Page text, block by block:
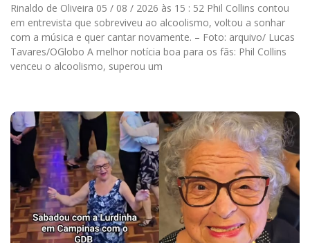
Rinaldo de Oliveira 05 / 08 / 2026 às 15 : 52 Phil Collins contou
em entrevista que sobreviveu ao alcoolismo, voltou a sonhar
com a música e quer cantar novamente. – Foto: arquivo/ Lucas
Tavares/OGlobo A melhor notícia boa para os fãs: Phil Collins
venceu o alcoolismo, superou um